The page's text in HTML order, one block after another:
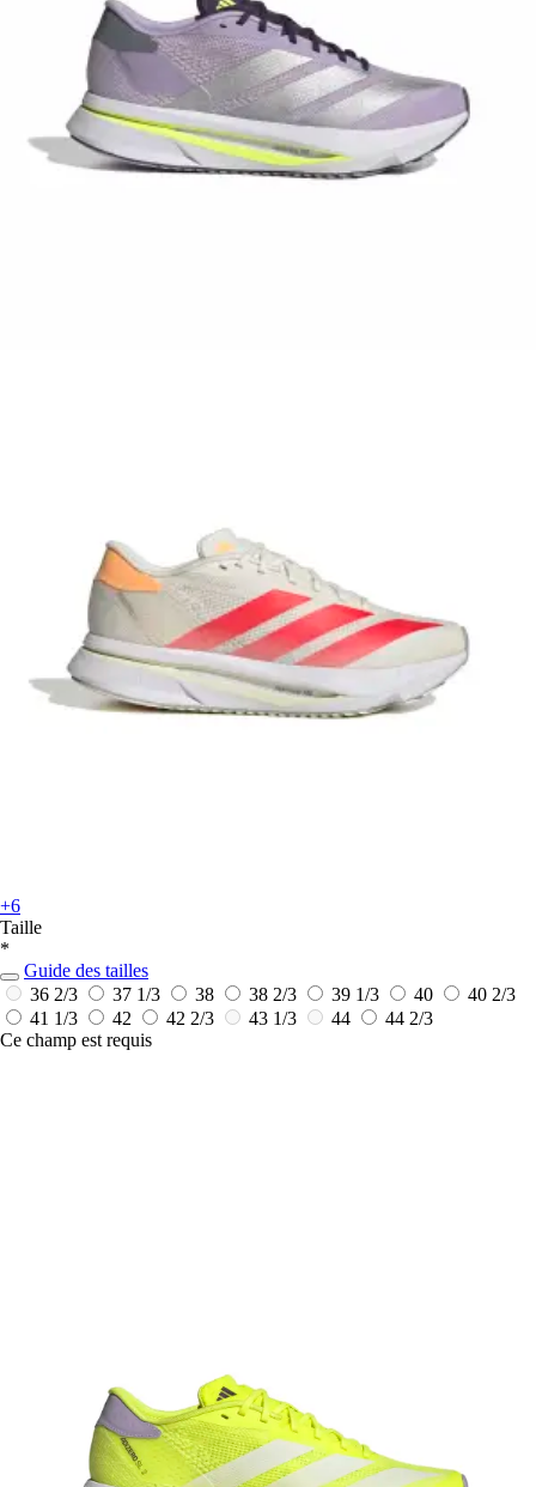
+6
Taille
*
Guide des tailles
36 2/3
37 1/3 38 38 2/3 39 1/3 40
40 2/3
41 1/3
42 42 2/3 43 1/3 44
44 2/3
Ce champ est requis